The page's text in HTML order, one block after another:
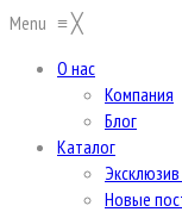
Menu ≡╳
О нас
Компания
Блог
Каталог
Новые